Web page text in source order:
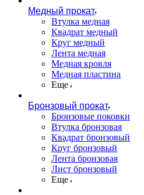
Медный прокат
Втулка медная
Квадрат медный
Круг медный
Лента медная
Медная кровля
Медная пластина
Еще
Бронзовый прокат
Бронзовые поковки
Втулка бронзовая
Квадрат бронзовый
Круг бронзовый
Лента бронзовая
Лист бронзовый
Еще